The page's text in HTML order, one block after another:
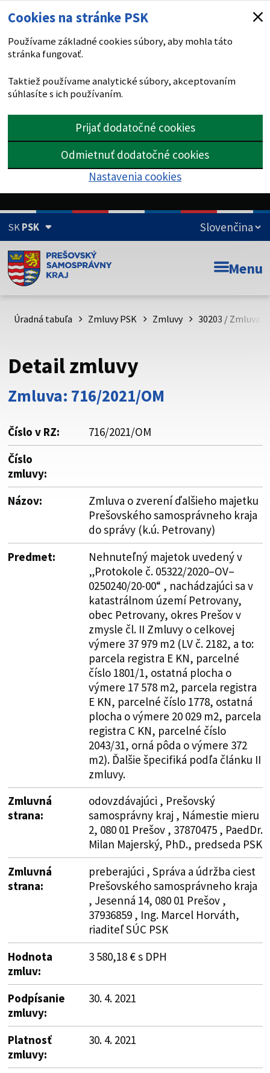
Cookies na stránke PSK
Používame základné cookies súbory, aby mohla táto
stránka fungovať.
Taktiež používame analytické súbory, akceptovaním
súhlasíte s ich používaním.
Prijať dodatočné cookies
Odmietnuť dodatočné cookies
Nastavenia cookies
SKPSK
Doména psk.sk je oficiálna
Toto je oficiálna webová stránka Prešovského
psk.sk.
Buďte pozorní a vždy sa uistite, že zdieľate informácie iba
cez zabezpečenú webovú stránku. Zabezpečená stránka
vždy začína https:// pred názvom domény webového sídla.
Menu
Úradná tabuľa Zmluvy PSK Zmluvy 30203 / Zmluva
Detail zmluvy
Zmluva: 716/2021/OM
Číslo v RZ:
716/2021/OM
Číslo
zmluvy:
Názov:
Zmluva o zverení ďalšieho majetku
Prešovského samosprávneho kraja
do správy (k.ú. Petrovany)
Predmet:
Nehnuteľný majetok uvedený v
„Protokole č. 05322/2020–OV–
0250240/20-00“ , nachádzajúci sa v
katastrálnom území Petrovany,
obec Petrovany, okres Prešov v
zmysle čl. II Zmluvy o celkovej
výmere 37 979 m2 (LV č. 2182, a to:
parcela registra E KN, parcelné
číslo 1801/1, ostatná plocha o
výmere 17 578 m2, parcela registra
E KN, parcelné číslo 1778, ostatná
plocha o výmere 20 029 m2, parcela
registra C KN, parcelné číslo
2043/31, orná pôda o výmere 372
m2). Ďalšie špecifiká podľa článku II
zmluvy.
Zmluvná
strana:
odovzdávajúci , Prešovský
samosprávny kraj , Námestie mieru
2, 080 01 Prešov , 37870475 , PaedDr.
Milan Majerský, PhD., predseda PSK
Zmluvná
strana:
preberajúci , Správa a údržba ciest
Prešovského samosprávneho kraja
, Jesenná 14, 080 01 Prešov ,
37936859 , Ing. Marcel Horváth,
riaditeľ SÚC PSK
Hodnota
zmluv:
3 580,18 € s DPH
Podpísanie
zmluvy:
30. 4. 2021
Platnosť
zmluvy:
30. 4. 2021